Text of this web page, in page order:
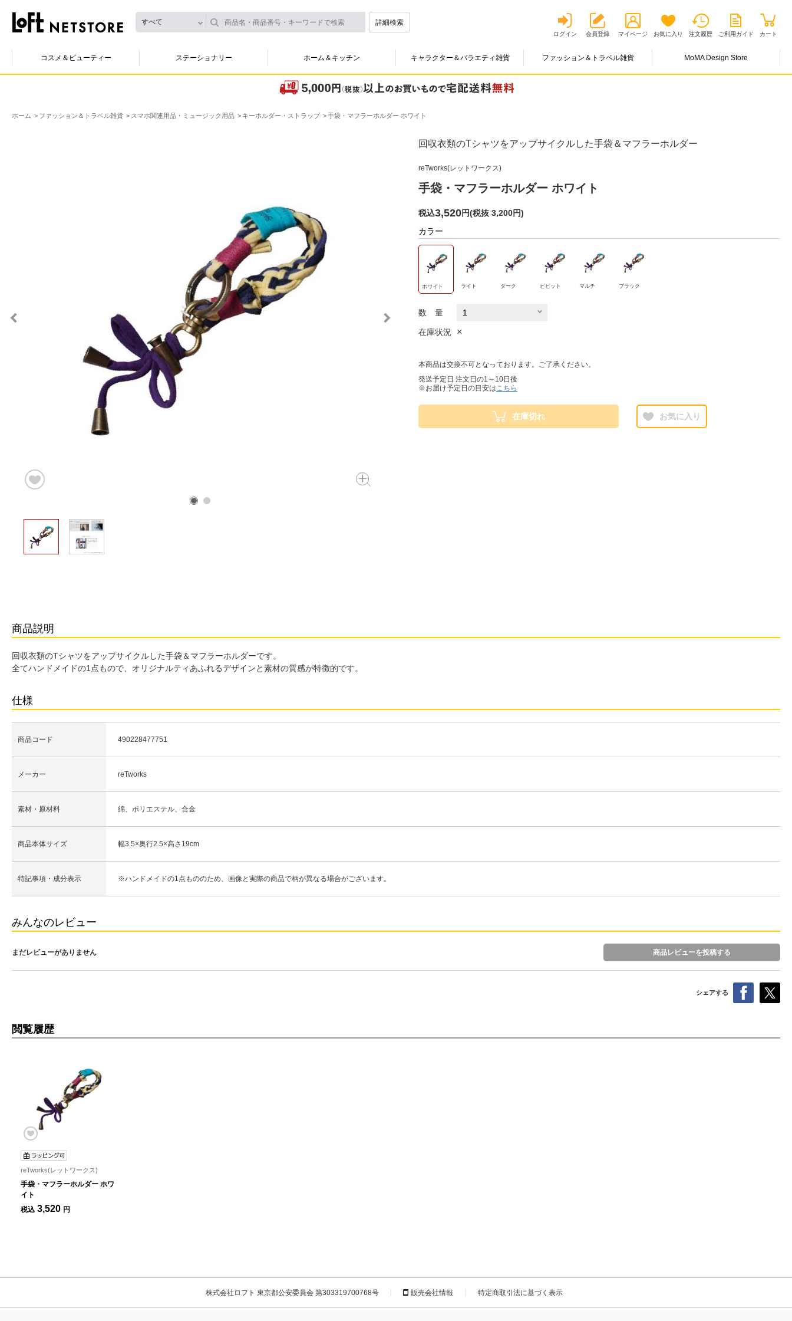
すべて 詳細検索
ログイン 会員登録 マイページ お気に入り 注文履歴 ご利用ガイド カート
コスメ＆ビューティー ステーショナリー ホーム＆キッチン キャラクター＆バラエティ雑貨 ファッション＆トラベル雑貨 MoMA Design Store
ホーム ファッション＆トラベル雑貨 スマホ関連用品・ミュージック用品 キーホルダー・ストラップ 手袋・マフラーホルダー ホワイト
回収衣類のTシャツをアップサイクルした手袋＆マフラーホルダー
reTworks(レットワークス)
手袋・マフラーホルダー ホワイト
税込3,520円(税抜 3,200円)
カラー
ホワイト ライト ダーク ビビット マルチ ブラック
数 量
在庫状況 ×
本商品は交換不可となっております。ご了承ください。
発送予定日 注文日の1～10日後
※お届け予定日の目安はこちら
在庫切れ お気に入り
商品説明
回収衣類のTシャツをアップサイクルした手袋＆マフラーホルダーです。
全てハンドメイドの1点もので、オリジナルティあふれるデザインと素材の質感が特徴的です。
仕様
商品コード 490228477751
メーカー reTworks
素材・原材料 綿、ポリエステル、合金
商品本体サイズ 幅3.5×奥行2.5×高さ19cm
特記事項・成分表示 ※ハンドメイドの1点もののため、画像と実際の商品で柄が異なる場合がございます。
みんなのレビュー
まだレビューがありません 商品レビューを投稿する
シェアする
閲覧履歴
reTworks(レットワークス)
手袋・マフラーホルダー ホワ
イト
税込 3,520 円
株式会社ロフト 東京都公安委員会 第303319700768号 販売会社情報 特定商取引法に基づく表示